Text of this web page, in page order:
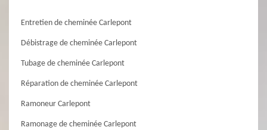
Entretien de cheminée Carlepont
Débistrage de cheminée Carlepont
Tubage de cheminée Carlepont
Réparation de cheminée Carlepont
Ramoneur Carlepont
Ramonage de cheminée Carlepont